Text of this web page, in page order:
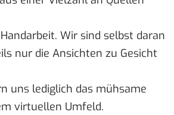
Handarbeit. Wir sind selbst daran
nur die Ansichten zu Gesicht
uns lediglich das mühsame
virtuellen Umfeld.